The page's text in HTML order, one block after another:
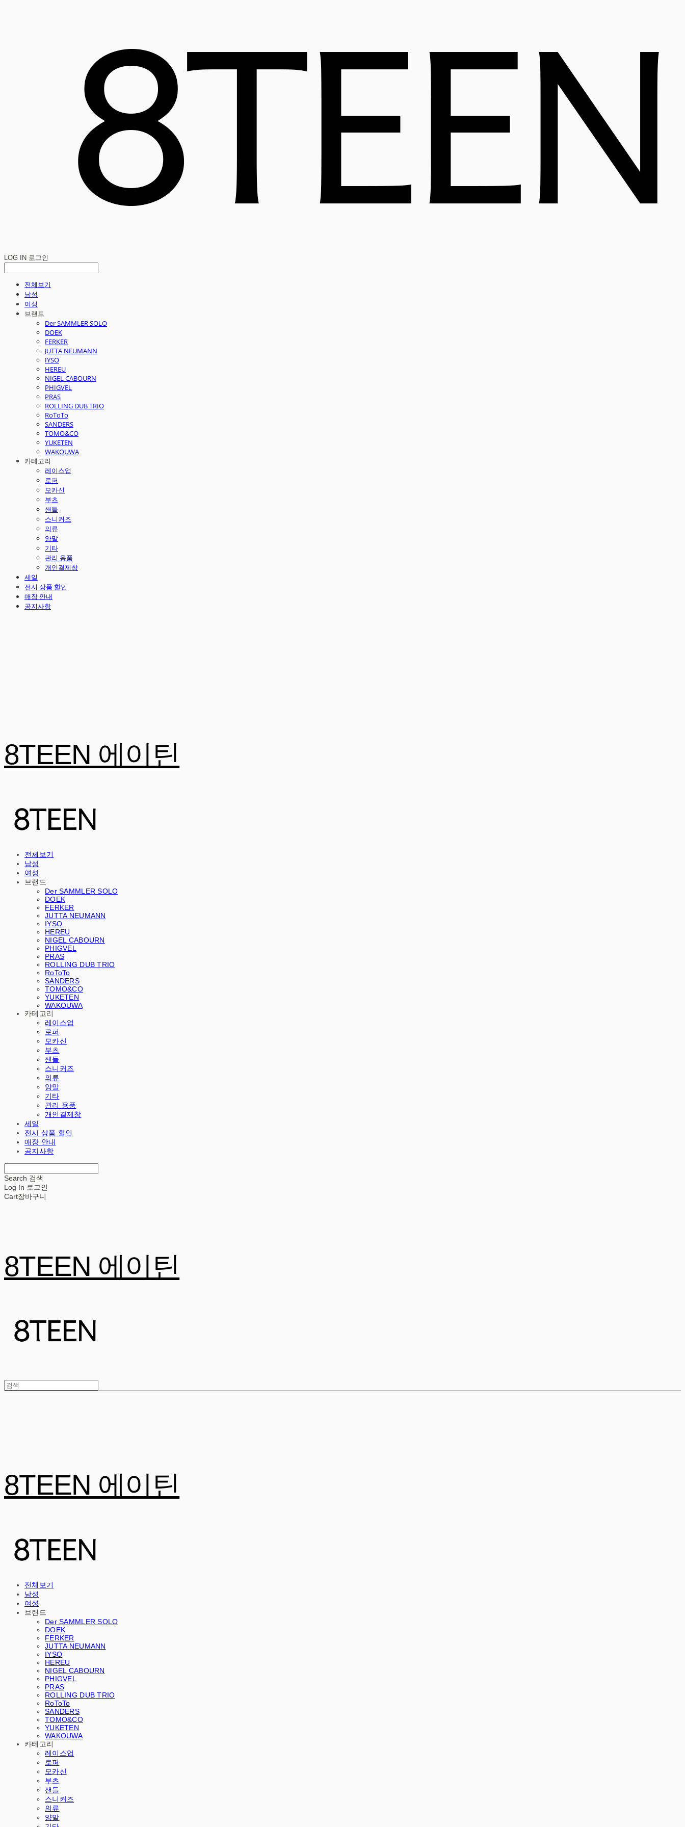
LOG IN 로그인
전체보기
남성
여성
브랜드
Der SAMMLER SOLO
DOEK
FERKER
JUTTA NEUMANN
IYSO
HEREU
NIGEL CABOURN
PHIGVEL
PRAS
ROLLING DUB TRIO
RoToTo
SANDERS
TOMO&CO
YUKETEN
WAKOUWA
카테고리
레이스업
로퍼
모카신
부츠
샌들
스니커즈
의류
양말
기타
관리 용품
개인결제창
세일
전시 상품 할인
매장 안내
공지사항
8TEEN 에이틴
전체보기
남성
여성
브랜드
Der SAMMLER SOLO
DOEK
FERKER
JUTTA NEUMANN
IYSO
HEREU
NIGEL CABOURN
PHIGVEL
PRAS
ROLLING DUB TRIO
RoToTo
SANDERS
TOMO&CO
YUKETEN
WAKOUWA
카테고리
레이스업
로퍼
모카신
부츠
샌들
스니커즈
의류
양말
기타
관리 용품
개인결제창
세일
전시 상품 할인
매장 안내
공지사항
Search 검색
Log In 로그인
Cart장바구니
8TEEN 에이틴
8TEEN 에이틴
전체보기
남성
여성
브랜드
Der SAMMLER SOLO
DOEK
FERKER
JUTTA NEUMANN
IYSO
HEREU
NIGEL CABOURN
PHIGVEL
PRAS
ROLLING DUB TRIO
RoToTo
SANDERS
TOMO&CO
YUKETEN
WAKOUWA
카테고리
레이스업
로퍼
모카신
부츠
샌들
스니커즈
의류
양말